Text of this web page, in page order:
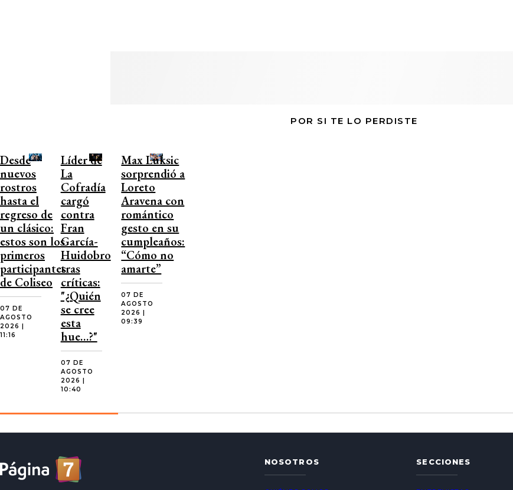
POR SI TE LO PERDISTE
Desde
nuevos
rostros
hasta el
regreso de
un clásico:
estos son los
primeros
participantes
de Coliseo
07 DE
AGOSTO
2026 |
11:16
Líder de
La
Cofradía
cargó
contra
Fran
García-
Huidobro
tras
críticas:
"¿Quién
se cree
esta
hue…?"
07 DE
AGOSTO
2026 |
10:40
Max Luksic
sorprendió a
Loreto
Aravena con
romántico
gesto en su
cumpleaños:
“Cómo no
amarte”
07 DE
AGOSTO
2026 |
09:39
NOSOTROS SECCIONES